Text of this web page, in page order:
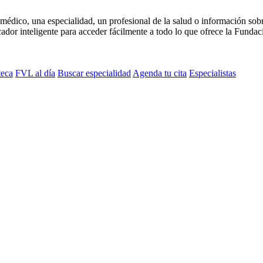
una especialidad, un profesional de la salud o información
inteligente para acceder fácilmente a todo lo que ofrece la
FVL al día Buscar especialidad Agenda tu cita Especialistas